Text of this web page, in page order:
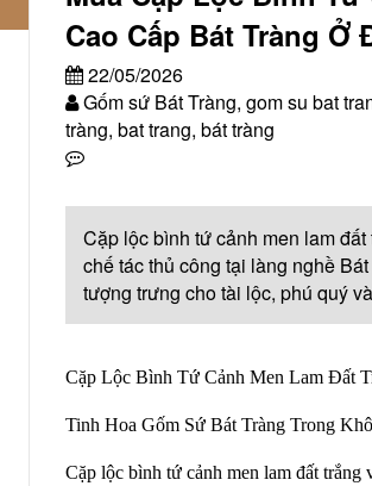
Cao Cấp Bát Tràng Ở
22/05/2026
Gốm sứ Bát Tràng, gom su bat
tràng, bat trang, bát tràng
Cặp lộc bình tứ cảnh men lam
chế tác thủ công tại làng nghề
tượng trưng cho tài lộc, phú quý
Cặp Lộc Bình Tứ Cảnh Men Lam Đất
Tinh Hoa Gốm Sứ Bát Tràng Trong
Cặp lộc bình tứ cảnh men lam đất trắng